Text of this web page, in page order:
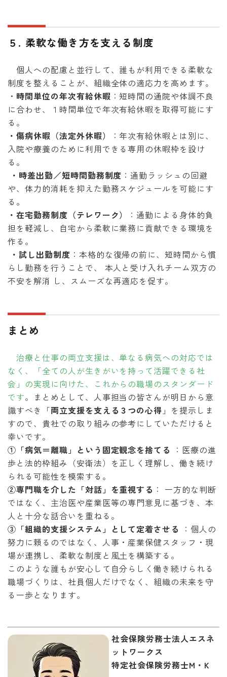
５. 柔軟な働き方を支える制度
個人への配慮と並行して、誰もが利用できる柔軟な
制度を整えることが、組織全体の適応力を高めます。
・ 時間単位の年次有給休暇 ：短時間の通院や体調不良
に合わせ、１時間単位で年次有給休暇を取得可能にす
る。
・傷病休暇（法定外休暇）
：年次有給休暇とは別に、
入院や療養のために利用できる専用の休暇枠を設け
る。
・時差出勤／短時間勤務制度 ：通勤ラッシュの回避
や、体力的消耗を抑えた勤務スケジュールを可能にす
る。
・在宅勤務制度（テレワーク）
：通勤による身体的負
担を軽減し、自宅から柔軟に業務に貢献できる環境を
作る。
・試し出勤制度 ：本格的な復帰の前に、短時間から慣
らし勤務を行うことで、 本人と受け入れチーム双方の
不安を解消 し、スムーズな再適応を促す。
まとめ
治療と仕事の両立支援は、単なる病気への対応では
なく、「全ての人が生きがいを持って活躍できる社
会」の実現に向けた、これからの職場のスタンダード
です。まとめとして、人事担当の皆さんが明日から意
識すべき「両立支援を支える３つの心得 」を提示しま
すので、貴社での取り組みの参考にしていただけると
幸いです。
①「病気＝離職」という固定観念を捨てる
：医療の進
歩と法的枠組み（安衛法）を正しく理解し、働き続け
られる可能性を模索する。
②専門職を介した「対話」を重視する ： 一方的な判断
ではなく、主治医や産業医等の専門意見に基づき、本
人と十分な話合いを重ねる。
③「組織的支援システム」として定着させる
：個人の
努力に頼るのではなく、人事・産業保健スタッフ・現
場が連携し、柔軟な制度と風土を構築する。
このような誰もが安心して自分らしく働き続けられる
職場づくりは、社員個人だけでなく、組織の未来を守
る一歩となります。
社会保険労務士法人エスネ
ットワークス
特定社会保険労務士M・K